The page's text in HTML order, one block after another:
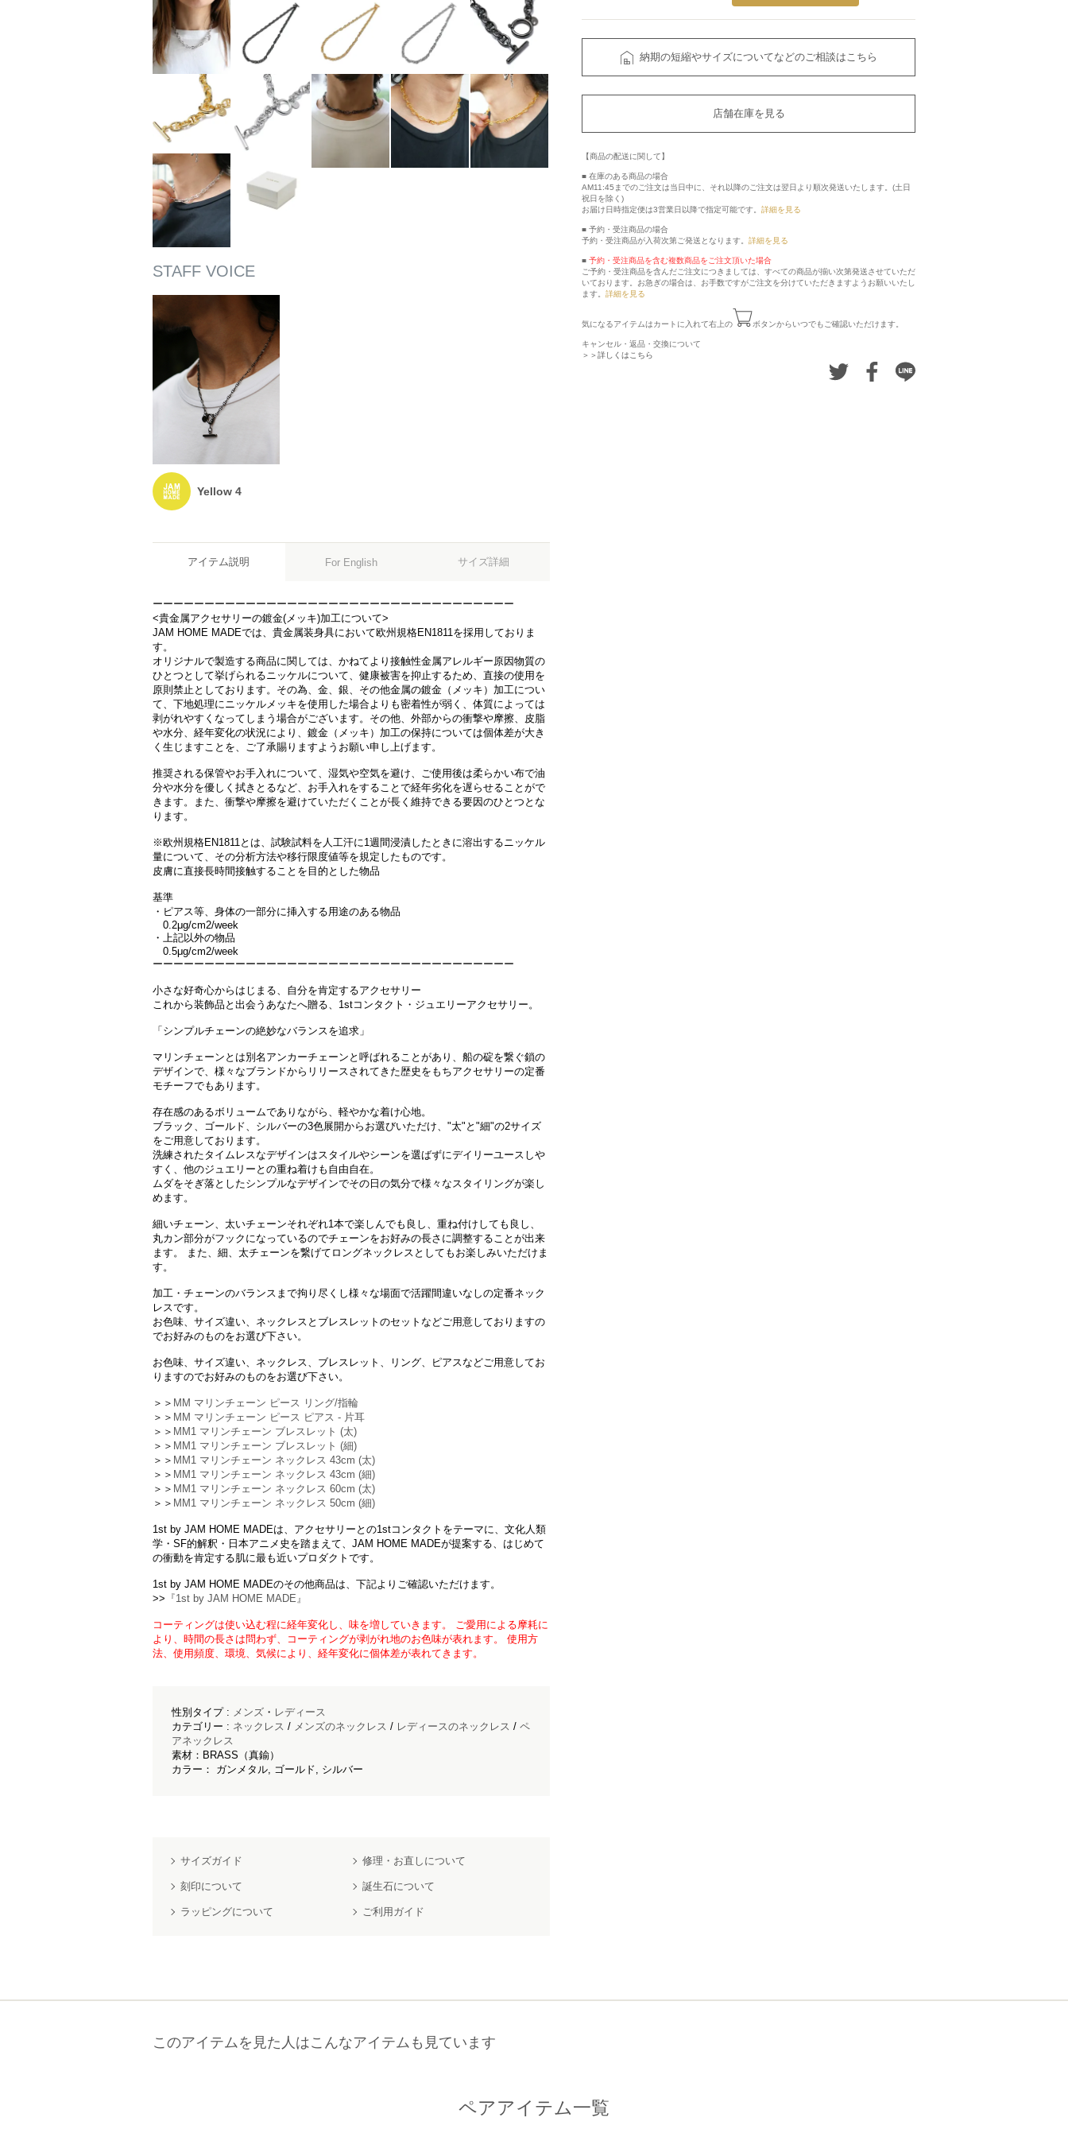
Yellow 4
アイテム説明 For English サイズ詳細
ーーーーーーーーーーーーーーーーーーーーーーーーーーーーーーーーーーー
<貴金属アクセサリーの鍍金(メッキ)加工について>
JAM HOME MADEでは、貴金属装身具において欧州規格EN1811を採用しておりま
す。
オリジナルで製造する商品に関しては、かねてより接触性金属アレルギー原因物質の
ひとつとして挙げられるニッケルについて、健康被害を抑止するため、直接の使用を
原則禁止としております。その為、金、銀、その他金属の鍍金（メッキ）加工につい
て、下地処理にニッケルメッキを使用した場合よりも密着性が弱く、体質によっては
剥がれやすくなってしまう場合がございます。その他、外部からの衝撃や摩擦、皮脂
や水分、経年変化の状況により、鍍金（メッキ）加工の保持については個体差が大き
く生じますことを、ご了承賜りますようお願い申し上げます。
推奨される保管やお手入れについて、湿気や空気を避け、ご使用後は柔らかい布で油
分や水分を優しく拭きとるなど、お手入れをすることで経年劣化を遅らせることがで
きます。 また、衝撃や摩擦を避けていただくことが長く維持できる要因のひとつとな
ります。
※欧州規格EN1811とは、試験試料を人工汗に1週間浸漬したときに溶出するニッケル
量について、その分析方法や移行限度値等を規定したものです。
皮膚に直接長時間接触することを目的とした物品
基準
・ピアス等、身体の一部分に挿入する用途のある物品
0.2μg/cm2/week
・上記以外の物品
0.5μg/cm2/week
ーーーーーーーーーーーーーーーーーーーーーーーーーーーーーーーーーーー
小さな好奇心からはじまる、自分を肯定するアクセサリー
これから装飾品と出会うあなたへ贈る、1stコンタクト・ジュエリーアクセサリー。
「シンプルチェーンの絶妙なバランスを追求」
マリンチェーンとは別名アンカーチェーンと呼ばれることがあり、船の碇を繋ぐ鎖の
デザインで、様々なブランドからリリースされてきた歴史をもちアクセサリーの定番
モチーフでもあります。
存在感のあるボリュームでありながら、軽やかな着け心地。
ブラック、ゴールド、シルバーの3色展開からお選びいただけ、"太"と"細"の2サイズ
をご用意しております。
洗練されたタイムレスなデザインはスタイルやシーンを選ばずにデイリーユースしや
すく、他のジュエリーとの重ね着けも自由自在。
ムダをそぎ落としたシンプルなデザインでその日の気分で様々なスタイリングが楽し
めます。
細いチェーン、太いチェーンそれぞれ1本で楽しんでも良し、重ね付けしても良し、
丸カン部分がフックになっているのでチェーンをお好みの長さに調整することが出来
ます。 また、細、太チェーンを繋げてロングネックレスとしてもお楽しみいただけま
す。
加工・チェーンのバランスまで拘り尽くし様々な場面で活躍間違いなしの定番ネック
レスです。
お色味、サイズ違い、ネックレスとブレスレットのセットなどご用意しておりますの
でお好みのものをお選び下さい。
お色味、サイズ違い、ネックレス、ブレスレット、リング、ピアスなどご用意してお
りますのでお好みのものをお選び下さい。
＞＞ MM マリンチェーン ピース リング/指輪
＞＞ MM マリンチェーン ピース ピアス - 片耳
＞＞ MM1 マリンチェーン ブレスレット (太)
＞＞ MM1 マリンチェーン ブレスレット (細)
＞＞ MM1 マリンチェーン ネックレス 43cm (太)
＞＞ MM1 マリンチェーン ネックレス 43cm (細)
＞＞ MM1 マリンチェーン ネックレス 60cm (太)
＞＞ MM1 マリンチェーン ネックレス 50cm (細)
1st by JAM HOME MADEは、アクセサリーとの1stコンタクトをテーマに、文化人類
学・SF的解釈・日本アニメ史を踏まえて、JAM HOME MADEが提案する、はじめて
の衝動を肯定する肌に最も近いプロダクトです。
1st by JAM HOME MADEのその他商品は、下記よりご確認いただけます。
>> 『1st by JAM HOME MADE』
コーティングは使い込む程に経年変化し、味を増していきます。 ご愛用による摩耗に
より、時間の長さは問わず、コーティングが剥がれ地のお色味が表れます。 使用方
法、使用頻度、環境、気候により、経年変化に個体差が表れてきます。
性別タイプ : メンズ ・ レディース
カテゴリー : ネックレス / メンズのネックレス / レディースのネックレス / ペ
アネックレス
素材：BRASS（真鍮）
カラー： ガンメタル, ゴールド, シルバー
サイズガイド 修理・お直しについて
刻印について 誕生石について
ラッピングについて ご利用ガイド
納期の短縮やサイズについてなどのご相談はこちら
店舗在庫を見る
【商品の配送に関して】
■ 在庫のある商品の場合
AM11:45までのご注文は当日中に、それ以降のご注文は翌日より順次発送いたします。(土日
祝日を除く)
お届け日時指定便は3営業日以降で指定可能です。 詳細を見る
■ 予約・受注商品の場合
予約・受注商品が入荷次第ご発送となります。 詳細を見る
■ 予約・受注商品を含む複数商品をご注文頂いた場合
ご予約・受注商品を含んだご注文につきましては、すべての商品が揃い次第発送させていただ
いております。お急ぎの場合は、お手数ですがご注文を分けていただきますようお願いいたし
ます。 詳細を見る
気になるアイテムはカートに入れて右上の ボタンからいつでもご確認いただけます。
キャンセル・返品・交換について
＞＞詳しくはこちら
このアイテムを見た人はこんなアイテムも見ています
ペアアイテム一覧